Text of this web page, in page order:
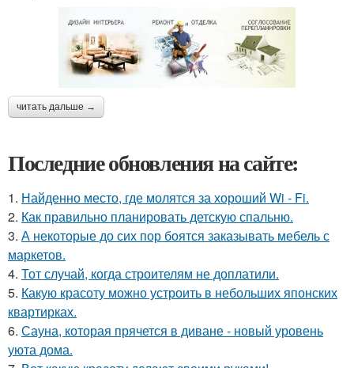
читать дальше →
Последние обновления на сайте:
1. Найденно место, где молятся за хороший Wi - Fi.
2. Как правильно планировать детскую спальню.
3. А некоторые до сих пор боятся заказывать мебель с
маркетов.
4. Тот случай, когда строителям не доплатили.
5. Какую красоту можно устроить в небольших японских
квартирках.
6. Сауна, которая прячется в диване - новый уровень
уюта дома.